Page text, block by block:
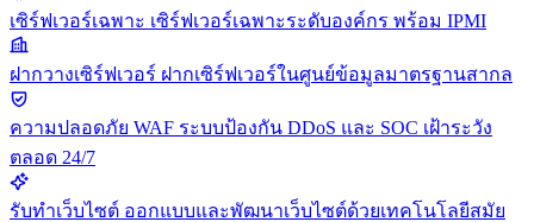
เซิร์ฟเวอร์เฉพาะ เซิร์ฟเวอร์เฉพาะระดับองค์กร พร้อม IPMI
ฝากวางเซิร์ฟเวอร์ ฝากเซิร์ฟเวอร์ในศูนย์ข้อมูลมาตรฐานสากล
ความปลอดภัย WAF ระบบป้องกัน DDoS และ SOC เฝ้าระวัง
ตลอด 24/7
รับทำเว็บไซต์ ออกแบบและพัฒนาเว็บไซต์ด้วยเทคโนโลยีสมัย